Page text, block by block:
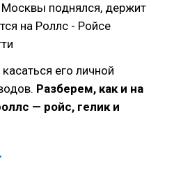
Москвы поднялся, держит
на Роллс - Ройсе
его личной
Разберем, как и на
— ройс, гелик и